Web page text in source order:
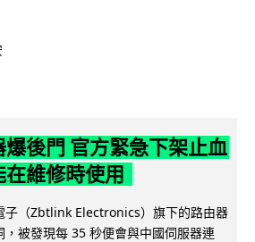
後門 官方緊急下架止血
維修時使用
子（Zbtlink Electronics）旗下的路由器
，被發現每 35 秒便會與中國伺服器連